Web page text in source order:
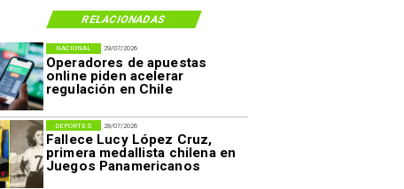
RELACIONADAS
29/07/2026
Operadores de apuestas
online piden acelerar
regulación en Chile
NACIONAL
28/07/2026
Fallece Lucy López Cruz,
primera medallista chilena en
Juegos Panamericanos
DEPORTES